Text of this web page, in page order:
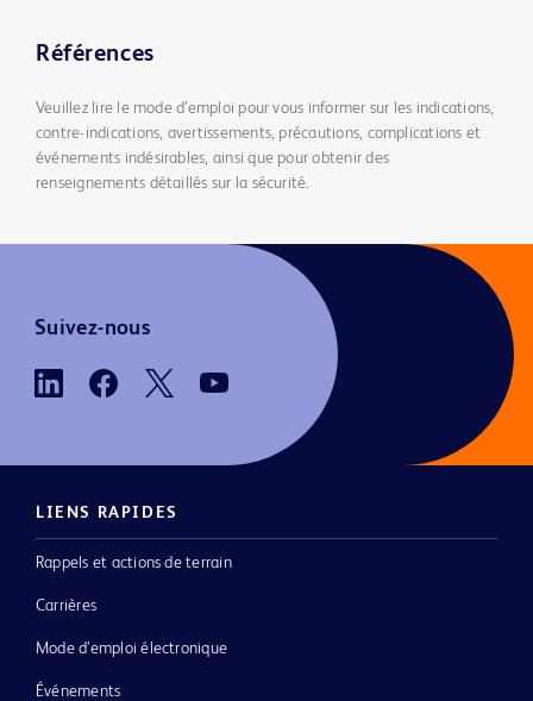
Références
Veuillez lire le mode d’emploi pour vous informer sur les indications,
contre-indications, avertissements, précautions, complications et
événements indésirables, ainsi que pour obtenir des
renseignements détaillés sur la sécurité.
Suivez-nous
LIENS RAPIDES
Rappels et actions de terrain
Carrières
Mode d’emploi électronique
Événements